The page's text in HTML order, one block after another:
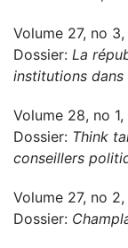
Volume 27, no
Dossier: La
institutions
Volume 28, no
Dossier: Think
conseillers
Volume 27, no
Dossier: